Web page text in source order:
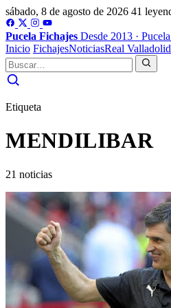
sábado, 8 de agosto de 2026 41
Pucela Fichajes Desde 2013 ·
Inicio FichajesNoticiasReal Valladolid
Etiqueta
MENDILIBAR
21 noticias